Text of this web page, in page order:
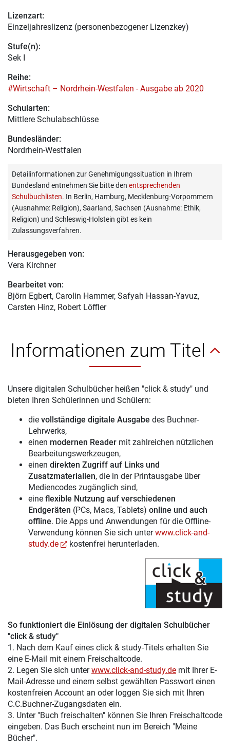
Lizenzart:
Einzeljahreslizenz (personenbezogener Lizenzkey)
Stufe(n):
Sek I
Reihe:
#Wirtschaft – Nordrhein-Westfalen - Ausgabe ab 2020
Schularten:
Mittlere Schulabschlüsse
Bundesländer:
Nordrhein-Westfalen
Detailinformationen zur Genehmigungssituation in Ihrem
Bundesland entnehmen Sie bitte den entsprechenden
Schulbuchlisten. In Berlin, Hamburg, Mecklenburg-Vorpommern
(Ausnahme: Religion), Saarland, Sachsen (Ausnahme: Ethik,
Religion) und Schleswig-Holstein gibt es kein
Zulassungsverfahren.
Herausgegeben von:
Vera Kirchner
Bearbeitet von:
Björn Egbert, Carolin Hammer, Safyah Hassan-Yavuz,
Carsten Hinz, Robert Löffler
Informationen zum Titel
Unsere digitalen Schulbücher heißen "click & study" und
bieten Ihren Schülerinnen und Schülern:
die vollständige digitale Ausgabe des Buchner-
Lehrwerks,
einen modernen Reader mit zahlreichen nützlichen
Bearbeitungswerkzeugen,
einen direkten Zugriff auf Links und
Zusatzmaterialien, die in der Printausgabe über
Mediencodes zugänglich sind,
eine flexible Nutzung auf verschiedenen
Endgeräten (PCs, Macs, Tablets) online und auch
offline. Die Apps und Anwendungen für die Offline-
Verwendung können Sie sich unterwww.click-and-
study.de
kostenfrei herunterladen.
So funktioniert die Einlösung der digitalen Schulbücher
"click & study"
1. Nach dem Kauf eines click & study-Titels erhalten Sie
eine E-Mail mit einem Freischaltcode.
2. Legen Sie sich unterwww.click-and-study.de mit Ihrer E-
Mail-Adresse und einem selbst gewählten Passwort einen
kostenfreien Account an oder loggen Sie sich mit Ihren
C.C.Buchner-Zugangsdaten ein.
3. Unter "Buch freischalten" können Sie Ihren Freischaltcode
eingeben. Das Buch erscheint nun im Bereich "Meine
Bücher".